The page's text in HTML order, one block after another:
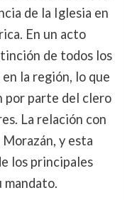
de la Iglesia en
En un acto
de todos los
la región, lo que
por parte del clero
La relación con
y esta
los principales